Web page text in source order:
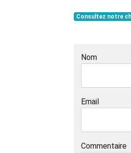
Consultez notre
Nom
Email
Commentaire